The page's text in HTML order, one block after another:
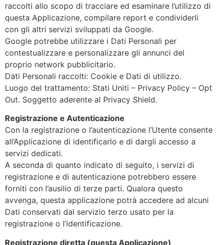
raccolti allo scopo di tracciare ed esaminare l’utilizzo di
questa Applicazione, compilare report e condividerli
con gli altri servizi sviluppati da Google.
Google potrebbe utilizzare i Dati Personali per
contestualizzare e personalizzare gli annunci del
proprio network pubblicitario.
Dati Personali raccolti: Cookie e Dati di utilizzo.
Luogo del trattamento: Stati Uniti – Privacy Policy – Opt
Out. Soggetto aderente al Privacy Shield.
Registrazione e Autenticazione
Con la registrazione o l’autenticazione l’Utente consente
all’Applicazione di identificarlo e di dargli accesso a
servizi dedicati.
A seconda di quanto indicato di seguito, i servizi di
registrazione e di autenticazione potrebbero essere
forniti con l’ausilio di terze parti. Qualora questo
avvenga, questa applicazione potrà accedere ad alcuni
Dati conservati dal servizio terzo usato per la
registrazione o l’identificazione.
Registrazione diretta (questa Applicazione)